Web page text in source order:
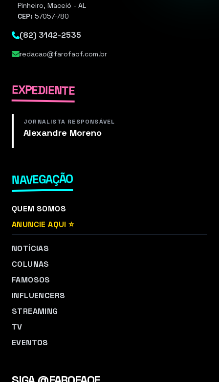
Pinheiro, Maceió - AL
CEP: 57057-780
(82) 3142-2535
redacao@farofaof.com.br
EXPEDIENTE
JORNALISTA RESPONSÁVEL
Alexandre Moreno
NAVEGAÇÃO
QUEM SOMOS
ANUNCIE AQUI ⭐
NOTÍCIAS
COLUNAS
FAMOSOS
INFLUENCERS
STREAMING
TV
EVENTOS